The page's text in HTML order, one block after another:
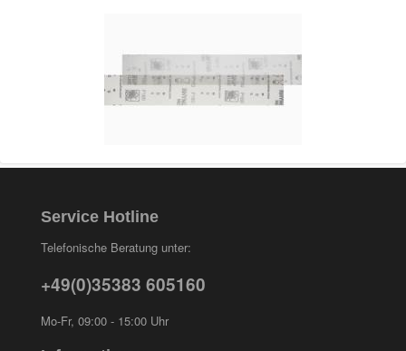
Service Hotline
Telefonische Beratung unter:
+49(0)35383 605160
Mo-Fr, 09:00 - 15:00 Uhr